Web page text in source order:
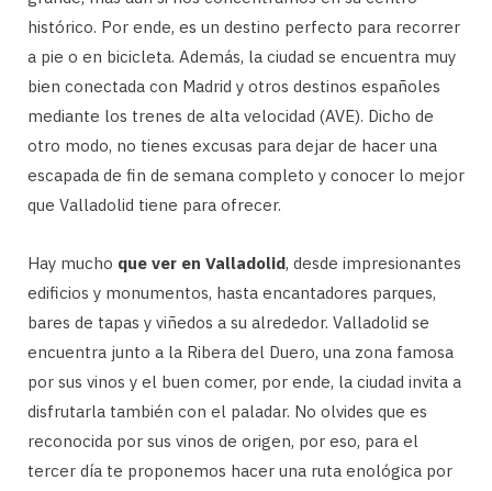
histórico. Por ende, es un destino perfecto para recorrer
a pie o en bicicleta. Además, la ciudad se encuentra muy
bien conectada con Madrid y otros destinos españoles
mediante los trenes de alta velocidad (AVE). Dicho de
otro modo, no tienes excusas para dejar de hacer una
escapada de fin de semana completo y conocer lo mejor
que Valladolid tiene para ofrecer.
Hay mucho que ver en Valladolid, desde impresionantes
edificios y monumentos, hasta encantadores parques,
bares de tapas y viñedos a su alrededor. Valladolid se
encuentra junto a la Ribera del Duero, una zona famosa
por sus vinos y el buen comer, por ende, la ciudad invita a
disfrutarla también con el paladar. No olvides que es
reconocida por sus vinos de origen, por eso, para el
tercer día te proponemos hacer una ruta enológica por